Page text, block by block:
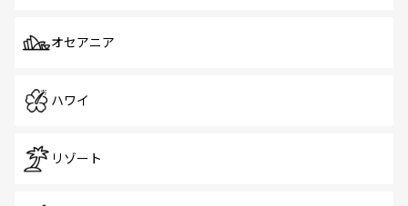
オセアニア
ハワイ
リゾート